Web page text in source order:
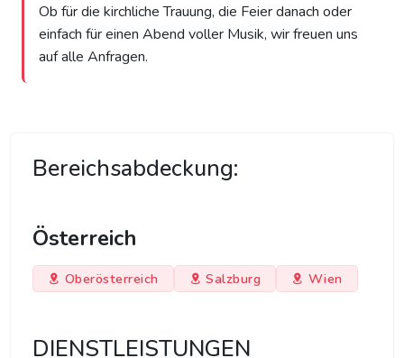
Ob für die kirchliche Trauung, die Feier danach oder
einfach für einen Abend voller Musik, wir freuen uns
auf alle Anfragen.
Bereichsabdeckung:
Österreich
Oberösterreich Salzburg Wien
DIENSTLEISTUNGEN